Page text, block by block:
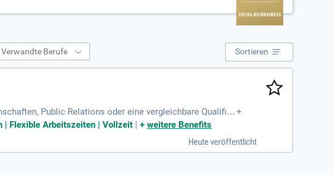
Verwandte Berufe Sortieren
Public Relations oder eine vergleichbare Qualifika
mit Content Management- und Social
+
| Flexible Arbeitszeiten | Vollzeit |+weitere Benefits
Heute veröffentlicht